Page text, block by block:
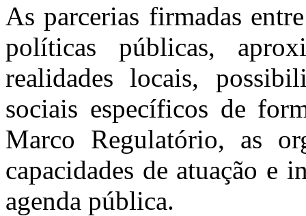
As parcerias firmadas
políticas públicas,
realidades locais,
sociais específicos de
Marco Regulatório, as
capacidades de atuação e
agenda pública.